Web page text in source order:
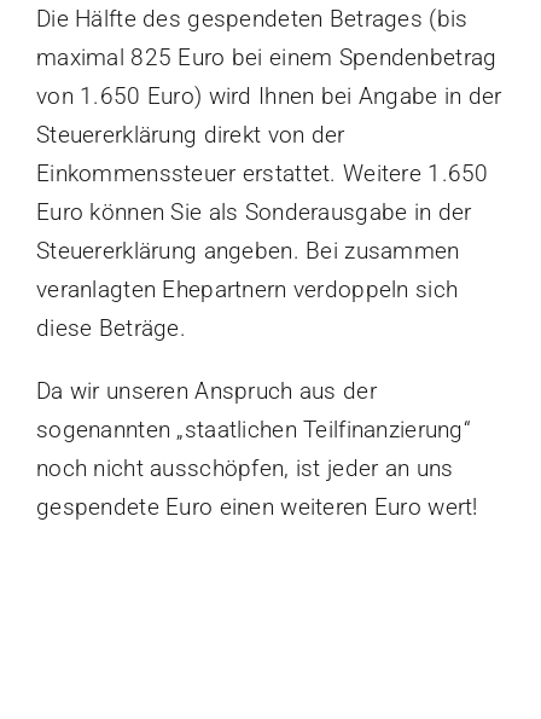
Die Hälfte des gespendeten Betrages (bis
maximal 825 Euro bei einem Spendenbetrag
von 1.650 Euro) wird Ihnen bei Angabe in der
Steuererklärung direkt von der
Einkommenssteuer erstattet. Weitere 1.650
Euro können Sie als Sonderausgabe in der
Steuererklärung angeben. Bei zusammen
veranlagten Ehepartnern verdoppeln sich
diese Beträge.
Da wir unseren Anspruch aus der
sogenannten „staatlichen Teilfinanzierung“
noch nicht ausschöpfen, ist jeder an uns
gespendete Euro einen weiteren Euro wert!